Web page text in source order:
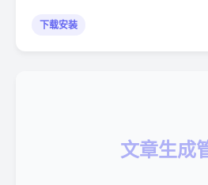
下载安装
文章生成